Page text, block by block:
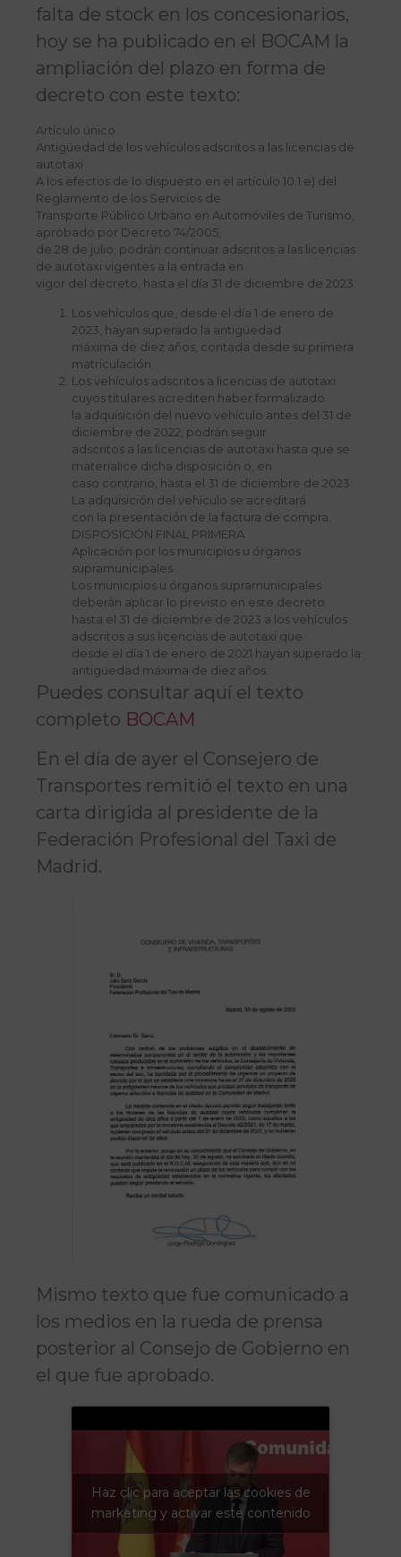
falta de stock en los concesionarios,
hoy se ha publicado en el BOCAM la
ampliación del plazo en forma de
decreto con este texto:
Artículo único
Antigüedad de los vehículos adscritos a las licencias de
autotaxi
A los efectos de lo dispuesto en el artículo 10.1.e) del
Reglamento de los Servicios de
Transporte Público Urbano en Automóviles de Turismo,
aprobado por Decreto 74/2005,
de 28 de julio, podrán continuar adscritos a las licencias
de autotaxi vigentes a la entrada en
vigor del decreto, hasta el día 31 de diciembre de 2023:
Los vehículos que, desde el día 1 de enero de
2023, hayan superado la antigüedad
máxima de diez años, contada desde su primera
matriculación.
Los vehículos adscritos a licencias de autotaxi
cuyos titulares acrediten haber formalizado
la adquisición del nuevo vehículo antes del 31 de
diciembre de 2022, podrán seguir
adscritos a las licencias de autotaxi hasta que se
materialice dicha disposición o, en
caso contrario, hasta el 31 de diciembre de 2023.
La adquisición del vehículo se acreditará
con la presentación de la factura de compra.
DISPOSICIÓN FINAL PRIMERA
Aplicación por los municipios u órganos
supramunicipales
Los municipios u órganos supramunicipales
deberán aplicar lo previsto en este decreto
hasta el 31 de diciembre de 2023 a los vehículos
adscritos a sus licencias de autotaxi que
desde el día 1 de enero de 2021 hayan superado la
antigüedad máxima de diez años.
Puedes consultar aquí el texto
completo BOCAM
En el día de ayer el Consejero de
Transportes remitió el texto en una
carta dirigida al presidente de la
Federación Profesional del Taxi de
Madrid.
Mismo texto que fue comunicado a
los medios en la rueda de prensa
posterior al Consejo de Gobierno en
el que fue aprobado.
Haz clic para aceptar las cookies de
marketing y activar este contenido